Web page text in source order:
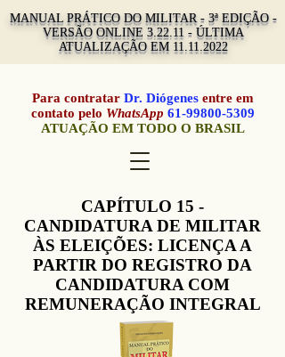
MANUAL PRÁTICO DO MILITAR - 3ª EDIÇÃO -
VERSÃO ONLINE 3.22.11 - ÚLTIMA
ATUALIZAÇÃO EM 11.11.2022
Para contratar Dr. Diógenesentre em
contato pelo WhatsApp 61-99800-5309
ATUAÇÃO EM TODO O BRASIL
CAPÍTULO 15 -
CANDIDATURA DE MILITAR
ÀS ELEIÇÕES: LICENÇA A
PARTIR DO REGISTRO DA
CANDIDATURA COM
REMUNERAÇÃO INTEGRAL